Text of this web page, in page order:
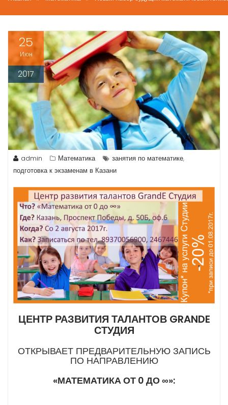
25
Июн
2017
admin Математика занятия по математике,
подготовка к экзаменам в Казани
ЦЕНТР РАЗВИТИЯ ТАЛАНТОВ GRANDE
СТУДИЯ
ОТКРЫВАЕТ ПРЕДВАРИТЕЛЬНУЮ ЗАПИСЬ
ПО НАПРАВЛЕНИЮ
«МАТЕМАТИКА ОТ 0 ДО∞»: